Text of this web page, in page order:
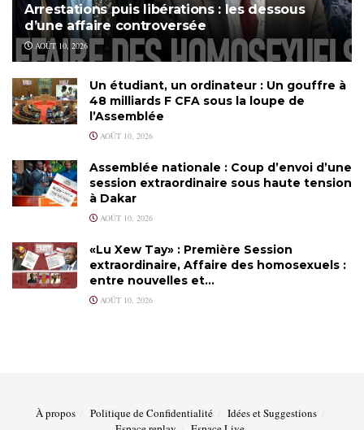
Arrestations puis libérations : les dessous
d’une affaire controversée
AOÛT 10, 2026
Un étudiant, un ordinateur : Un gouffre à
48 milliards F CFA sous la loupe de
l’Assemblée
AOÛT 10, 2026
Assemblée nationale : Coup d’envoi d’une
session extraordinaire sous haute tension
à Dakar
AOÛT 10, 2026
«Lu Xew Tay» : Première Session
extraordinaire, Affaire des homosexuels :
entre nouvelles et…
AOÛT 10, 2026
À propos Politique de Confidentialité
Idées et Suggestions